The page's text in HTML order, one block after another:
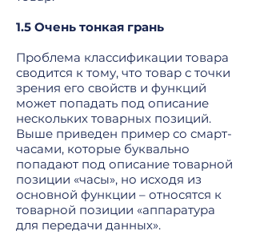
1.5 Очень тонкая грань
Проблема классификации товара
сводится к тому, что товар с точки
зрения его свойств и функций
может попадать под описание
нескольких товарных позиций.
Выше приведен пример со смарт-
часами, которые буквально
попадают под описание товарной
позиции «часы», но исходя из
основной функции – относятся к
товарной позиции «аппаратура
для передачи данных».